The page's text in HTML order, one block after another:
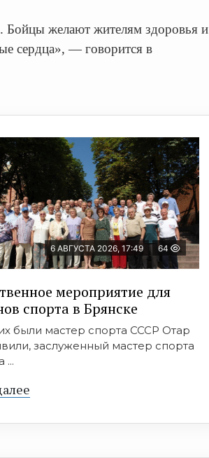
Бойцы желают жителям здоровья и
сердца», — говорится в
6 АВГУСТА 2026, 17:49 64
мероприятие для
спорта в Брянске
были мастер спорта СССР Отар
заслуженный мастер спорта
...